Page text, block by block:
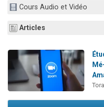
Ariel vient
6 personnes
Cours Audio et Vidéo
Articles